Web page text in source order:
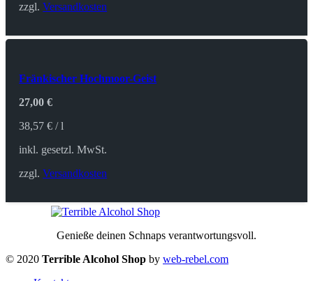
zzgl.Versandkosten
Fränkischer Hochmoor-Geist
27,00€
38,57€ /l
inkl. gesetzl. MwSt.
zzgl.Versandkosten
Genieße deinen Schnaps verantwortungsvoll.
© 2020 Terrible Alcohol Shop by web-rebel.com